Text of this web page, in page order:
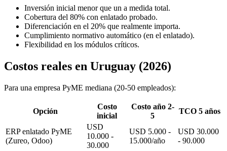
Inversión inicial menor que un a medida total.
Cobertura del 80% con enlatado probado.
Diferenciación en el 20% que realmente importa.
Cumplimiento normativo automático (en el enlatado).
Flexibilidad en los módulos críticos.
Costos reales en Uruguay (2026)
Para una empresa PyME mediana (20-50 empleados):
Opción
Costo
inicial
Costo año 2-
5
TCO 5 años
ERP enlatado PyME
(Zureo, Odoo)
USD
10.000 -
30.000
USD 5.000 -
15.000/año
USD 30.000
- 90.000